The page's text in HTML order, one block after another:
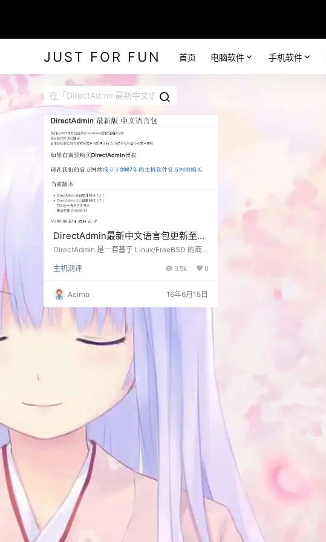
JUST FOR FUN 首页 电脑软件 手机软件
DirectAdmin最新中文语言包更新至
1.501 By主机软件hostsoft
DirectAdmin 是一套基于 Linux/FreeBSD 的商
般自用或者卖主机使用的 。 下载见 Github http
lang 因为一些原因 Git 上可能会延期更新 前前后
后这个语言包更新了好多年了 以前一直内部使用
现在彻底公开 相信可以节省大家时…
主机测评 3.5k 0
Acirno 16年6月15日